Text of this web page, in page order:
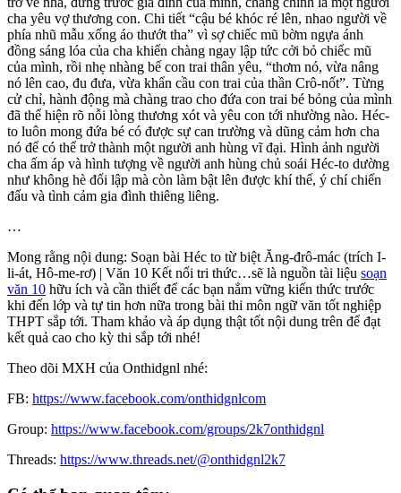
cha yêu vợ thương con. Chi tiết “cậu bé khóc ré lên, nhao người về
phía nhũ mẫu xống áo thướt tha” vì sợ chiếc mũ bờm ngựa ánh
đồng sáng lóa của cha khiến chàng ngay lập tức cởi bỏ chiếc mũ
của mình, rồi nhẹ nhàng bế con trai thân yêu, “thơm nó, vừa nâng
nó lên cao, đu đưa, vừa khẩn cầu con trai của thần Crô-nốt”. Từng
cử chỉ, hành động mà chàng trao cho đứa con trai bé bỏng của mình
đã thể hiện rõ nỗi lòng thương xót và yêu con tới nhường nào. Héc-
to luôn mong đứa bé có được sự can trường và dũng cảm hơn cha
nó để có thể trở thành một người anh hùng vĩ đại. Hình ảnh người
cha ấm áp và hình tượng về người anh hùng chủ soái Héc-to dường
như không hè đối lập mà còn làm bật lên được khí thế, ý chí chiến
đấu và tình cảm gia đình thiêng liêng.
…
Mong rằng nội dung: Soạn bài Héc to từ biệt Ăng-đrô-mác (trích I-
li-át, Hô-me-rơ) | Văn 10 Kết nối tri thức…sẽ là nguồn tài liệu soạn
văn 10 hữu ích và cần thiết để các bạn nắm vững kiến thức trước
khi đến lớp và tự tin hơn nữa trong bài thi môn ngữ văn tốt nghiệp
THPT sắp tới. Tham khảo và áp dụng thật tốt nội dung trên để đạt
kết quả cao cho kỳ thi sắp tới nhé!
Theo dõi MXH của Onthidgnl nhé:
FB: https://www.facebook.com/onthidgnlcom
Group: https://www.facebook.com/groups/2k7onthidgnl
Threads: https://www.threads.net/@onthidgnl2k7